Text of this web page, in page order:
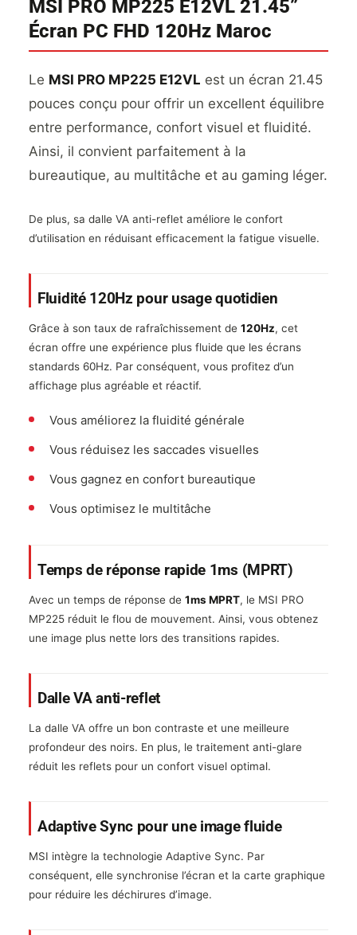
MSI PRO MP225 E12VL 21.45”
Écran PC FHD 120Hz Maroc
Le MSI PRO MP225 E12VL est un écran 21.45
pouces conçu pour offrir un excellent équilibre
entre performance, confort visuel et fluidité.
Ainsi, il convient parfaitement à la
bureautique, au multitâche et au gaming léger.
De plus, sa dalle VA anti-reflet améliore le confort
d’utilisation en réduisant efficacement la fatigue visuelle.
Fluidité 120Hz pour usage quotidien
Grâce à son taux de rafraîchissement de 120Hz, cet
écran offre une expérience plus fluide que les écrans
standards 60Hz. Par conséquent, vous profitez d’un
affichage plus agréable et réactif.
Vous améliorez la fluidité générale
Vous réduisez les saccades visuelles
Vous gagnez en confort bureautique
Vous optimisez le multitâche
Temps de réponse rapide 1ms (MPRT)
Avec un temps de réponse de 1ms MPRT, le MSI PRO
MP225 réduit le flou de mouvement. Ainsi, vous obtenez
une image plus nette lors des transitions rapides.
Dalle VA anti-reflet
La dalle VA offre un bon contraste et une meilleure
profondeur des noirs. En plus, le traitement anti-glare
réduit les reflets pour un confort visuel optimal.
Adaptive Sync pour une image fluide
MSI intègre la technologie Adaptive Sync. Par
conséquent, elle synchronise l’écran et la carte graphique
pour réduire les déchirures d’image.